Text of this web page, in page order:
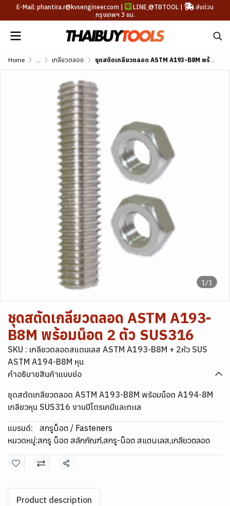
E-Mail: phantira.r@kvsengineer.com | LINE @TBTOOL |
ส่งด่วน
กรุงเทพฯ 3 ชม.
Home ... เกลียวตลอด ชุดสตัดเกลียวตลอด ASTM A193-B8M พร้อมน็อต 2 ตัว SUS316
1/1
ชุดสตัดเกลียวตลอด ASTM A193-
B8M พร้อมน็อต 2 ตัว SUS316
SKU : เกลียวตลอดสแตนเลส ASTM A193-B8M + 2หัว SUS
ASTM A194-B8M หุน
คำอธิบายสินค้าแบบย่อ
ชุดสตัดเกลียวตลอด ASTM A193-B8M พร้อมน็อต A194-8M
เกลียวหุน SUS316 งานปิโตรเคมีและทะเล
แบรนด์:
สกรูน็อต / Fasteners
หมวดหมู่:สกรู น็อต สลักภัณฑ์,สกรู-น็อต สแตนเลส,เกลียวตลอด
แชร์
Product description